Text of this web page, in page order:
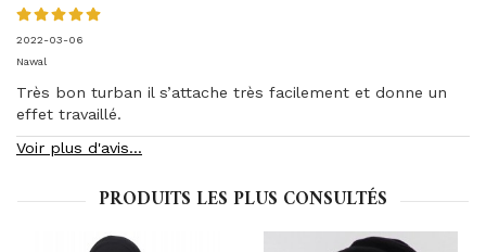
2022-03-06
Nawal
Très bon turban il s’attache très facilement et donne un
effet travaillé.
Voir plus d'avis...
PRODUITS LES PLUS CONSULTÉS